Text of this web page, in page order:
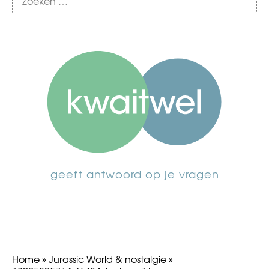
geeft antwoord op je vragen
Home» Jurassic World & nostalgie»